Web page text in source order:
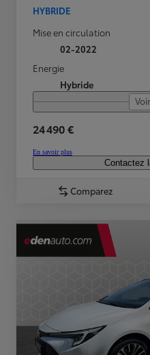
HYBRIDE
Mise en circulation
02-2022
Energie
Hybride
24 490 €
En savoir plus
Contactez
Comparez